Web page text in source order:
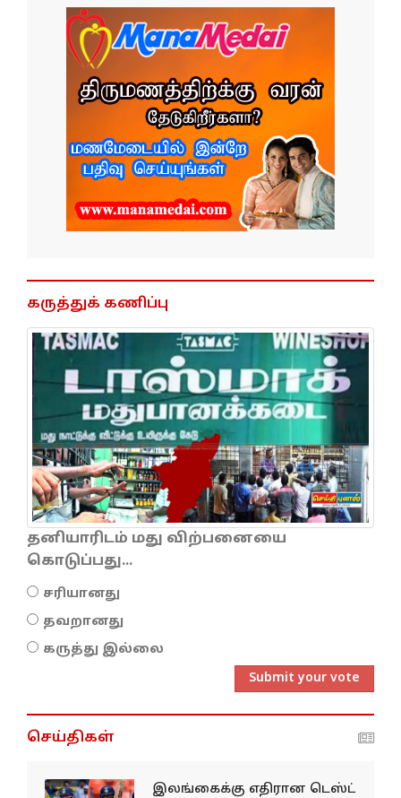
கருத்துக் கணிப்பு
தனியாரிடம் மது விற்பனையை
கொடுப்பது...
சரியானது
தவறானது
கருத்து இல்லை
Submit your vote
செய்திகள்
இலங்கைக்கு எதிரான டெஸ்ட்